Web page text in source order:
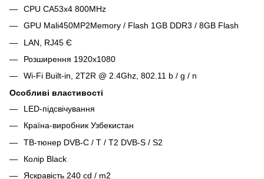
CPU CA53x4 800MHz
GPU Mali450MP2Memory / Flash 1GB DDR3 / 8GB Flash
LAN, RJ45 Є
Розширення 1920x1080
Wi-Fi Built-in, 2T2R @ 2.4Ghz, 802.11 b / g / n
Особливі властивості
LED-підсвічування
Країна-виробник Узбекистан
ТВ-тюнер DVB-C / T / T2 DVB-S / S2
Колір Black
Яскравість 240 cd / m2